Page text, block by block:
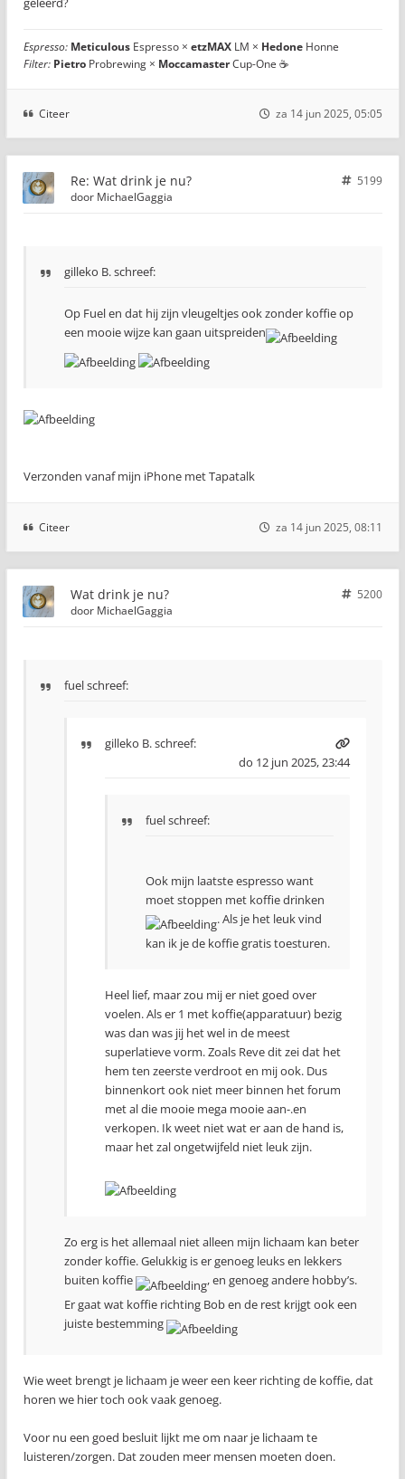
Espresso: Meticulous Espresso × etzMAX LM × Hedone Honne
Filter: Pietro Probrewing × MoccamasterCup-One ☕
Citeer za 14 jun 2025, 05:05
Re: Wat drink je nu?
5199
door MichaelGaggia
gilleko B. schreef:
Op Fuel en dat hij zijn vleugeltjes ook zonder koffie op
een mooie wijze kan gaan uitspreiden
Verzonden vanaf mijn iPhone met Tapatalk
Citeer za 14 jun 2025, 08:11
Wat drink je nu?
5200
door MichaelGaggia
fuel schreef:
gilleko B.schreef:
do 12 jun 2025, 23:44
fuel schreef:
Ook mijn laatste espresso want
moet stoppen met koffie drinken
. Als je het leuk vind
kan ik je de koffie gratis toesturen.
Heel lief, maar zou mij er niet goed over
voelen. Als er 1 met koffie(apparatuur) bezig
was dan was jij het wel in de meest
superlatieve vorm. Zoals Reve dit zei dat het
hem ten zeerste verdroot en mij ook. Dus
binnenkort ook niet meer binnen het forum
met al die mooie mega mooie aan-.en
verkopen. Ik weet niet wat er aan de hand is,
maar het zal ongetwijfeld niet leuk zijn.
Zo erg is het allemaal niet alleen mijn lichaam kan beter
zonder koffie. Gelukkig is er genoeg leuks en lekkers
buiten koffie
, en genoeg andere hobby’s.
Er gaat wat koffie richting Bob en de rest krijgt ook een
juiste bestemming
Wie weet brengt je lichaam je weer een keer richting de koffie, dat
horen we hier toch ook vaak genoeg.
Voor nu een goed besluit lijkt me om naar je lichaam te
luisteren/zorgen. Dat zouden meer mensen moeten doen.